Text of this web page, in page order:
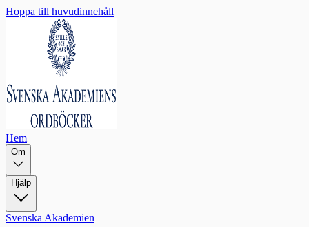
Hoppa till huvudinnehåll
Hem
Om
Hjälp
Svenska Akademien